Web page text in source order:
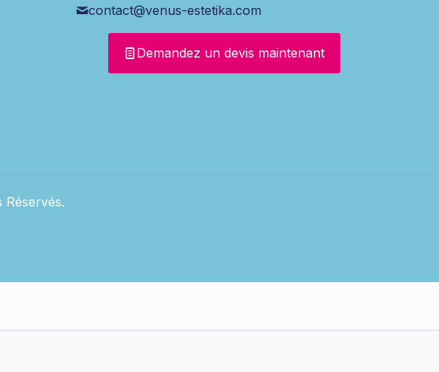
contact@venus-estetika.com
Demandez un devis maintenant